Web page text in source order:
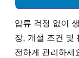
압류 걱정 없이
장, 개설 조건 및
전하게 관리하세